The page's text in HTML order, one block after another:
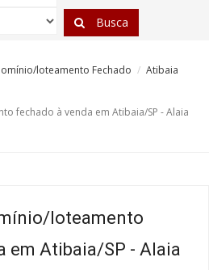
Busca
loteamento Fechado
Atibaia
fechado à venda em Atibaia/SP - Alaia
loteamento
em Atibaia/SP - Alaia